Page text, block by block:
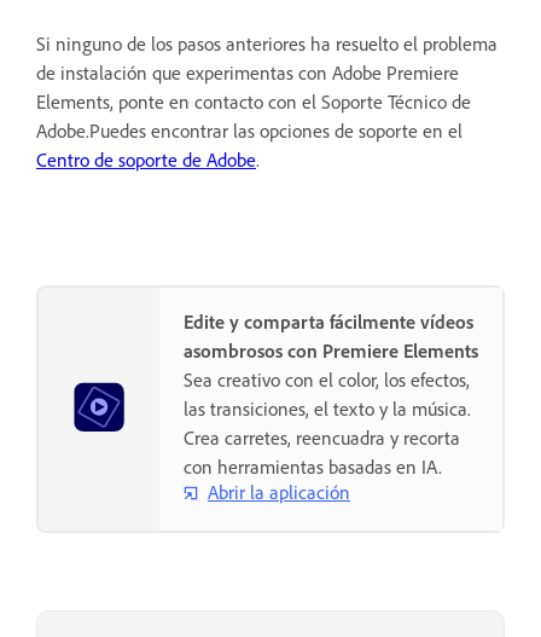
Si ninguno de los pasos anteriores ha resuelto el problema
de instalación que experimentas con Adobe Premiere
Elements, ponte en contacto con el Soporte Técnico de
Adobe.Puedes encontrar las opciones de soporte en el
Centro de soporte de Adobe.
Edite y comparta fácilmente vídeos
asombrosos con Premiere Elements
Sea creativo con el color, los efectos,
las transiciones, el texto y la música.
Crea carretes, reencuadra y recorta
con herramientas basadas en IA.
Abrir la aplicación